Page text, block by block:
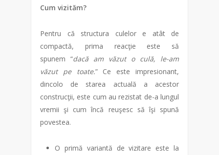
Cum vizităm?
Pentru că structura culelor e atât de
compactă, prima reacţie este să
spunem “dacă am văzut o culă, le-am
văzut pe toate.” Ce este impresionant,
dincolo de starea actuală a acestor
construcţii, este cum au rezistat de-a lungul
vremii şi cum încă reuşesc să îşi spună
povestea.
O primă variantă de vizitare este la